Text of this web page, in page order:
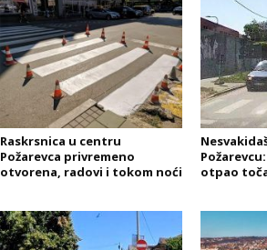
Raskrsnica u centru
Požarevca privremeno
otvorena, radovi i tokom noći
otpao